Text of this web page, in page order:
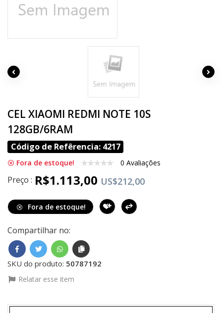
CEL XIAOMI REDMI NOTE 10S
128GB/6RAM
Código de Refêrencia: 4217
Fora de estoque! 0 Avaliações
Preço : R$1.113,00 US$212,00
Fora de estoque!
Compartilhar no:
SKU do produto: 50787192
Relatar esse item